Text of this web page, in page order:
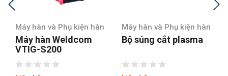
Máy hàn và Phụ kiện hàn
Máy hàn Weldcom
VTIG-S200
Máy hàn và Phụ kiện hàn
Bộ súng cắt plasma